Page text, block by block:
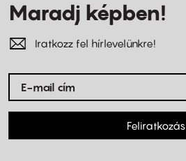
Maradj képben!
Iratkozz fel hírlevelünkre!
Feliratkozás